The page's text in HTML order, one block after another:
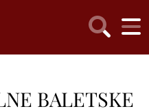
BALETSKE